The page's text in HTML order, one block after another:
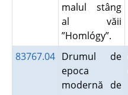
malul stâng
al văii
”Homlógy”.
83767.04 Drumul de
epoca
modernă de